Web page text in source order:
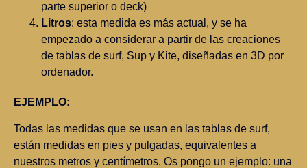
parte superior o deck)
Litros: esta medida es más actual, y se ha
empezado a considerar a partir de las creaciones
de tablas de surf, Sup y Kite, diseñadas en 3D por
ordenador.
EJEMPLO:
Todas las medidas que se usan en las tablas de surf,
están medidas en pies y pulgadas, equivalentes a
nuestros metros y centímetros. Os pongo un ejemplo: una